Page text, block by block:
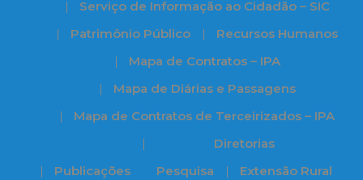
Serviço de Informação ao Cidadão – SIC
Patrimônio Público
Recursos Humanos
Mapa de Contratos – IPA
Mapa de Diárias e Passagens
Mapa de Contratos de Terceirizados – IPA
Publicações
Diretorias
Pesquisa
Extensão Rural